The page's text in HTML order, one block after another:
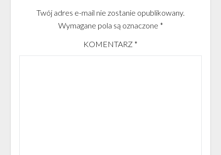
Twój adres e-mail nie zostanie opublikowany.
Wymagane pola są oznaczone *
KOMENTARZ *